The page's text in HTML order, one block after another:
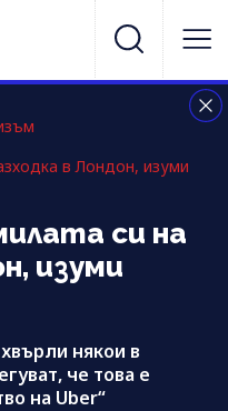
в Лондон, изуми
си на
изуми
някои в
че това е
на Uber“